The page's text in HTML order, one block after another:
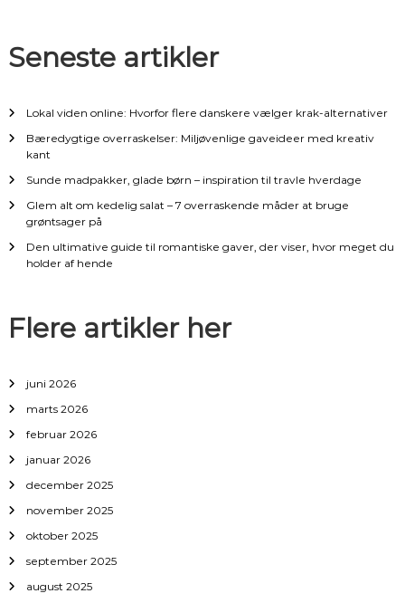
a
v
i
g
i
o
n
Seneste artikler
Lokal viden online: Hvorfor flere danskere vælger krak-alternativer
Bæredygtige overraskelser: Miljøvenlige gaveideer med kreativ
kant
Sunde madpakker, glade børn – inspiration til travle hverdage
Glem alt om kedelig salat – 7 overraskende måder at bruge
grøntsager på
Den ultimative guide til romantiske gaver, der viser, hvor meget du
holder af hende
Flere artikler her
juni 2026
marts 2026
februar 2026
januar 2026
december 2025
november 2025
oktober 2025
september 2025
august 2025